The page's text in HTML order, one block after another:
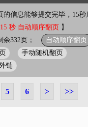
的信息能够提交完毕，15秒
秒 自动顺序翻页 】
332页；
自动顺序翻页
手动随机翻页
链
5 6 > >>